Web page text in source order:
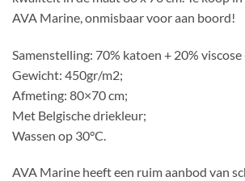
AVA Marine, onmisbaar voor aan boord!
Samenstelling: 70% katoen + 20%
Gewicht: 450gr/m2;
Afmeting: 80×70 cm;
Met Belgische driekleur;
Wassen op 30°C.
AVA Marine heeft een ruim aanbod van